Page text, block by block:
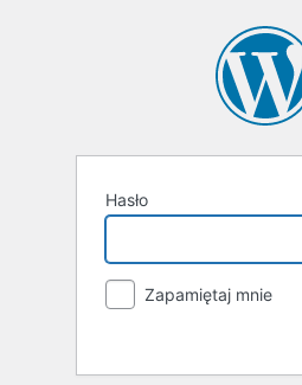
Hasło
Zapamiętaj mnie